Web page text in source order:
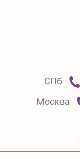
СПб
Москва